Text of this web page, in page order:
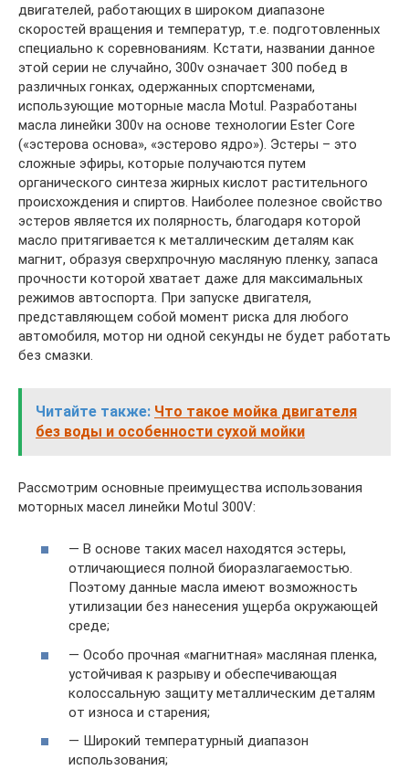
двигателей, работающих в широком диапазоне
скоростей вращения и температур, т.е. подготовленных
специально к соревнованиям. Кстати, названии данное
этой серии не случайно, 300v означает 300 побед в
различных гонках, одержанных спортсменами,
использующие моторные масла Motul. Разработаны
масла линейки 300v на основе технологии Ester Core
(«эстерова основа», «эстерово ядро»). Эстеры – это
сложные эфиры, которые получаются путем
органического синтеза жирных кислот растительного
происхождения и спиртов. Наиболее полезное свойство
эстеров является их полярность, благодаря которой
масло притягивается к металлическим деталям как
магнит, образуя сверхпрочную масляную пленку, запаса
прочности которой хватает даже для максимальных
режимов автоспорта. При запуске двигателя,
представляющем собой момент риска для любого
автомобиля, мотор ни одной секунды не будет работать
без смазки.
Читайте также: Что такое мойка двигателя
без воды и особенности сухой мойки
Рассмотрим основные преимущества использования
моторных масел линейки Motul 300V:
— В основе таких масел находятся эстеры,
отличающиеся полной биоразлагаемостью.
Поэтому данные масла имеют возможность
утилизации без нанесения ущерба окружающей
среде;
— Особо прочная «магнитная» масляная пленка,
устойчивая к разрыву и обеспечивающая
колоссальную защиту металлическим деталям
от износа и старения;
— Широкий температурный диапазон
использования;